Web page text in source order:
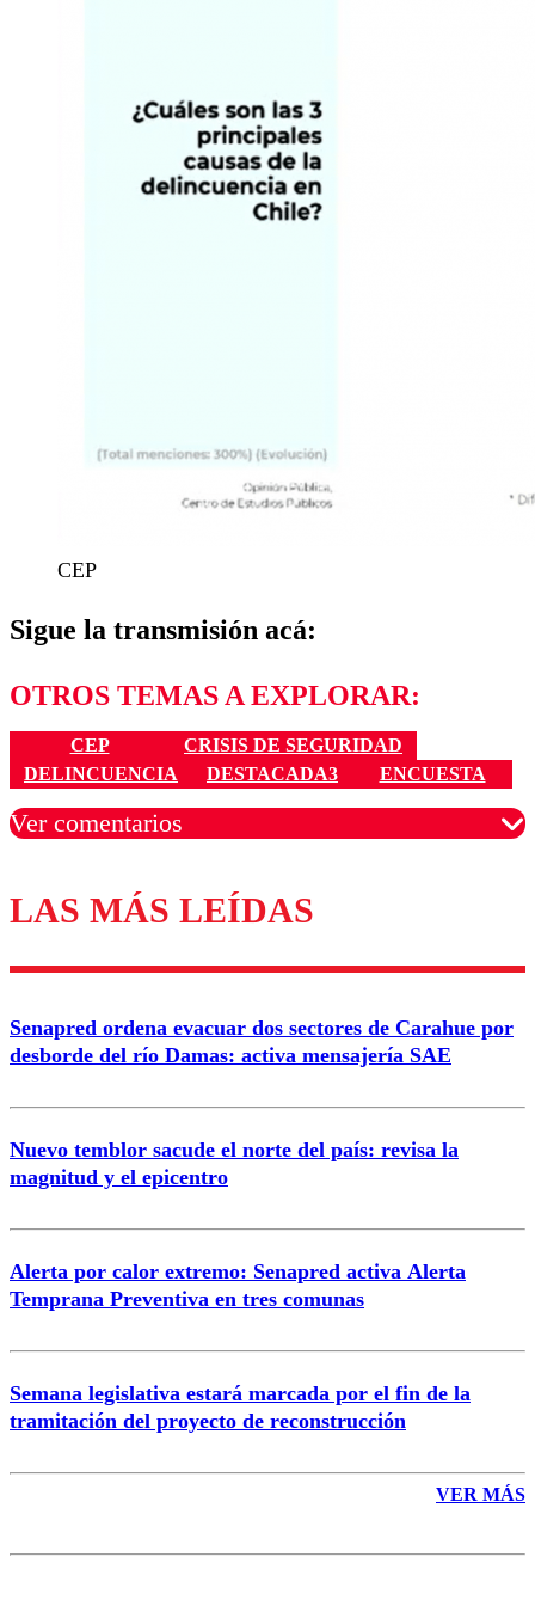
CEP
Sigue la transmisión acá:
OTROS TEMAS A EXPLORAR:
CEP
CRISIS DE SEGURIDAD
DELINCUENCIA
DESTACADA3 ENCUESTA
Ver comentarios
Los comentarios son moderados para garantizar un
diálogo respetuoso.
Nombre
Correo
LAS MÁS LEÍDAS
Senapred ordena evacuar dos sectores de Carahue por
desborde del río Damas: activa mensajería SAE
Nuevo temblor sacude el norte del país: revisa la
magnitud y el epicentro
Alerta por calor extremo: Senapred activa Alerta
Temprana Preventiva en tres comunas
Semana legislativa estará marcada por el fin de la
tramitación del proyecto de reconstrucción
VER MÁS